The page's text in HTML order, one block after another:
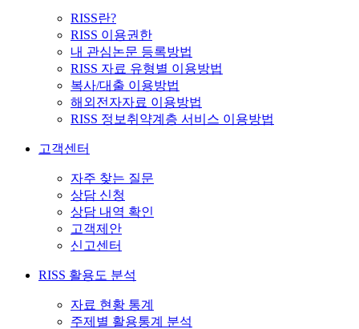
RISS란?
RISS 이용권한
내 관심논문 등록방법
RISS 자료 유형별 이용방법
복사/대출 이용방법
해외전자자료 이용방법
RISS 정보취약계층 서비스 이용방법
고객센터
자주 찾는 질문
상담 신청
상담 내역 확인
고객제안
신고센터
RISS 활용도 분석
자료 현황 통계
주제별 활용통계 분석